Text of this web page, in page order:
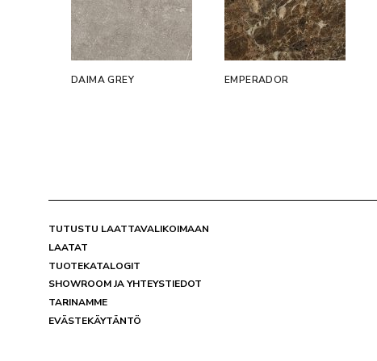
DAIMA GREY EMPERADOR
TUTUSTU LAATTAVALIKOIMAAN
LAATAT
TUOTEKATALOGIT
SHOWROOM JA YHTEYSTIEDOT
TARINAMME
EVÄSTEKÄYTÄNTÖ